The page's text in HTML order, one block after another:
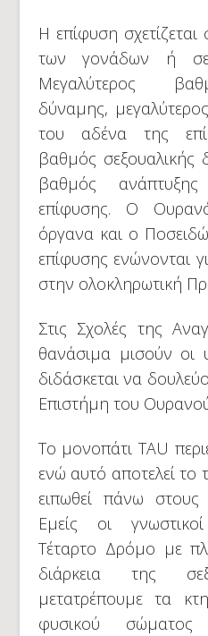
Η επίφυση
των γονάδων ή
Μεγαλύτερος
δύναμης,
του αδένα της
βαθμός σεξουαλικής
βαθμός
επίφυσης. Ο
όργανα και ο
επίφυσης ενώνονται
στην ολοκληρωτική
Στις Σχολές της
θανάσιμα μισούν οι
διδάσκεται να
Επιστήμη του
Το μονοπάτι ΤΑU
ενώ αυτό αποτελεί το
ειπωθεί πάνω στους
Εμείς οι
Τέταρτο Δρόμο με
διάρκεια της
μετατρέπουμε τα
φυσικού